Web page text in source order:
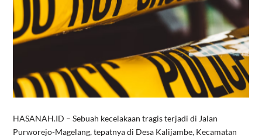
HASANAH.ID – Sebuah kecelakaan tragis terjadi di Jalan
Purworejo-Magelang, tepatnya di Desa Kalijambe, Kecamatan